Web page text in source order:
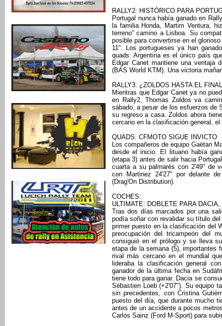
RALLY2: HISTÓRICO PARA
Portugal nunca había ganado en
la familia Honda, Martim Ventura,
terreno” camino a Lisboa. Su
posible para convertirse en el
11". Los portugueses ya han
quads: Argentina es el único país
Edgar Canet mantiene una ventaja
(BAS World KTM). Una victoria
RALLY3: ¿ZOLDOS HASTA EL
Mientras que Edgar Canet ya no
en Rally2, Thomas Zoldos va
sábado, a pesar de los esfuerzos de
su regreso a casa. Zoldos ahora
cercano en la clasificación general,
QUADS: CFMOTO SIGUE INVICTO
Los compañeros de equipo Gaëtan
desde el inicio. El lituano había
(etapa 3) antes de salir hacia
cuarta a su palmarés con 2'49" de
con Martinez 24'27" por delante
(Drag'On Distribution).
COCHES:
ULTIMATE: DOBLETE PARA
Tras dos días marcados por una
podía soñar con revalidar su título
primer puesto en la clasificación del
preocupación del tricampeón del
consiguió en el prólogo y se lleva
etapa de la semana (5), importantes
rival más cercano en el mundial
lideraba la clasificación general
ganador de la última fecha en
tiene todo para ganar. Dacia se
Sébastien Loeb (+2'07"). Su equipo
sin precedentes, con Cristina
puesto del día, que durante mucho
antes de un accidente a pocos
Carlos Sainz (Ford M-Sport) para